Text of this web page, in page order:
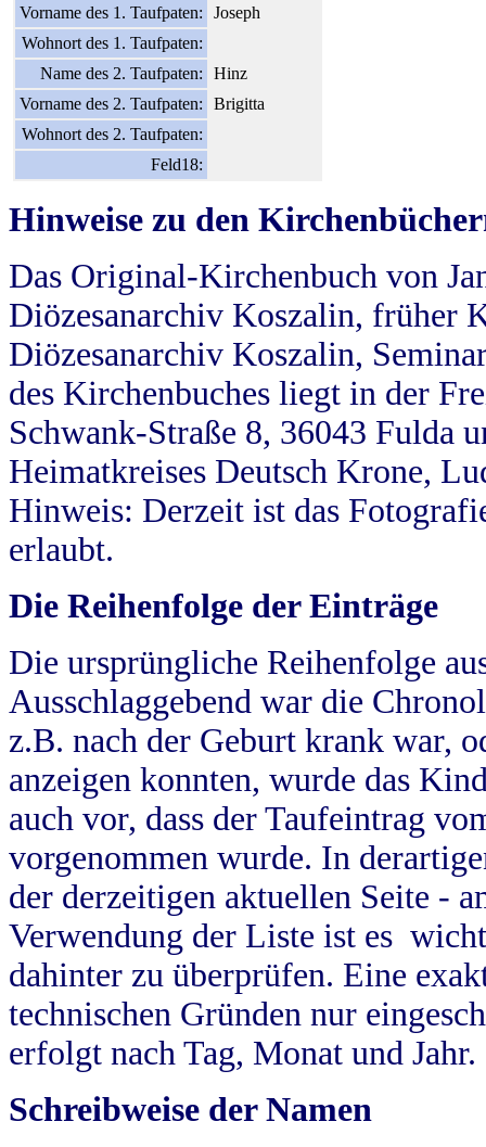
Vorname des 1. Taufpaten:
Joseph
Wohnort des 1. Taufpaten:
Name des 2. Taufpaten:
Hinz
Vorname des 2. Taufpaten:
Brigitta
Wohnort des 2. Taufpaten:
Feld18:
Hinweise zu den
Das Original-Kirchenbuch von
Diözesanarchiv Koszalin, früher
Diözesanarchiv Koszalin,
des Kirchenbuches liegt in der
Schwank-Straße 8, 36043 Fulda
Heimatkreises Deutsch Krone,
Hinweis: Derzeit ist das
erlaubt.
Die Reihenfolge der Einträge
Die ursprüngliche Reihenfolge
Ausschlaggebend war die
z.B. nach der Geburt krank war,
anzeigen konnten, wurde das
auch vor, dass der Taufeintrag
vorgenommen wurde. In
der derzeitigen aktuellen Seite -
Verwendung der Liste ist es
dahinter zu überprüfen. Eine
technischen Gründen nur
erfolgt nach Tag, Monat und Jahr.
Schreibweise der Namen